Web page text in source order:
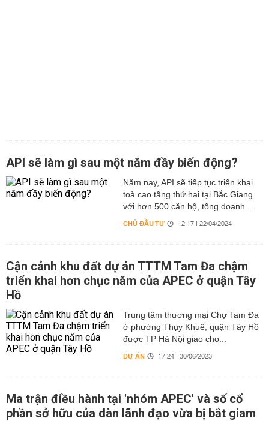
API sẽ làm gì sau một năm đầy biến động?
Năm nay, API sẽ tiếp tục triển khai
toà cao tầng thứ hai tại Bắc Giang
với hơn 500 căn hộ, tổng doanh...
CHỦ ĐẦU TƯ 12:17 | 22/04/2024
Cận cảnh khu đất dự án TTTM Tam Đa chậm
triển khai hơn chục năm của APEC ở quận Tây
Hồ
Trung tâm thương mại Chợ Tam Đa
ở phường Thụy Khuê, quận Tây Hồ
được TP Hà Nội giao cho...
DỰ ÁN 17:24 | 30/06/2023
Ma trận điều hành tại 'nhóm APEC' và số cổ
phần sở hữu của dàn lãnh đạo vừa bị bắt giam